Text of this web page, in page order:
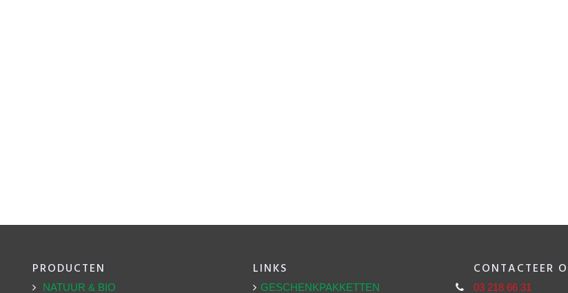
PRODUCTEN
NATUUR & BIO
LINKS
GESCHENKPAKKETTEN
CONTACTEER
03 218 66 31